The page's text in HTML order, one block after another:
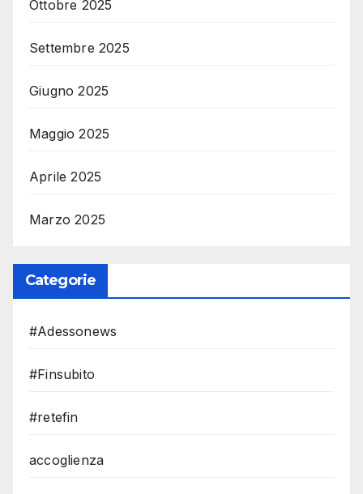
Ottobre 2025
Settembre 2025
Giugno 2025
Maggio 2025
Aprile 2025
Marzo 2025
Categorie
#Adessonews
#Finsubito
#retefin
accoglienza